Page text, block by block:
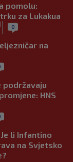
pomolu:
za Lukakua
| 0
na
podržavaju
HNS
li Infantino
na Svjetsko